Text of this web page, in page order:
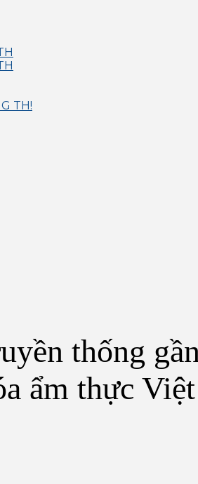
TH!
thống
ẩm thực